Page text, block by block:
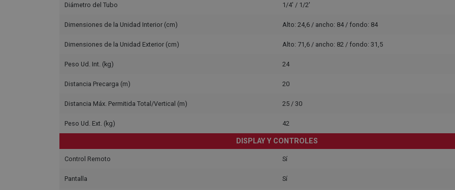
Diámetro del Tubo 1/4' / 1/2'
Dimensiones de la Unidad Interior (cm) Alto: 24,6 / ancho: 84 / fondo: 84
Dimensiones de la Unidad Exterior (cm) Alto: 71,6 / ancho: 82 / fondo: 31,5
Peso Ud. Int. (kg) 24
Distancia Precarga (m) 20
Distancia Máx. Permitida Total/Vertical (m) 25 / 30
Peso Ud. Ext. (kg) 42
DISPLAY Y CONTROLES
Control Remoto Sí
Pantalla Sí